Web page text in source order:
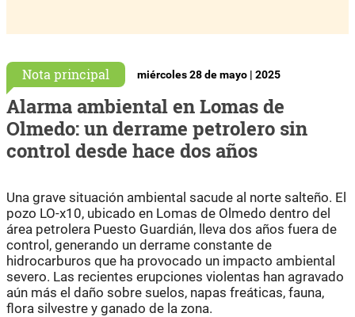
Nota principal miércoles 28 de mayo | 2025
Alarma ambiental en Lomas de
Olmedo: un derrame petrolero sin
control desde hace dos años
Una grave situación ambiental sacude al norte salteño. El
pozo LO-x10, ubicado en Lomas de Olmedo dentro del
área petrolera Puesto Guardián, lleva dos años fuera de
control, generando un derrame constante de
hidrocarburos que ha provocado un impacto ambiental
severo. Las recientes erupciones violentas han agravado
aún más el daño sobre suelos, napas freáticas, fauna,
flora silvestre y ganado de la zona.